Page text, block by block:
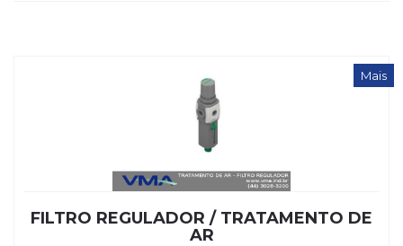
FILTRO REGULADOR / TRATAMENTO DE
AR
Mais